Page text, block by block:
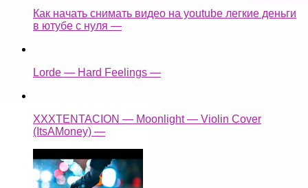
Как начать снимать видео на youtube легкие деньги
в ютубе с нуля —
Lorde — Hard Feelings —
XXXTENTACION — Moonlight — Violin Cover
(ItsAMoney) —